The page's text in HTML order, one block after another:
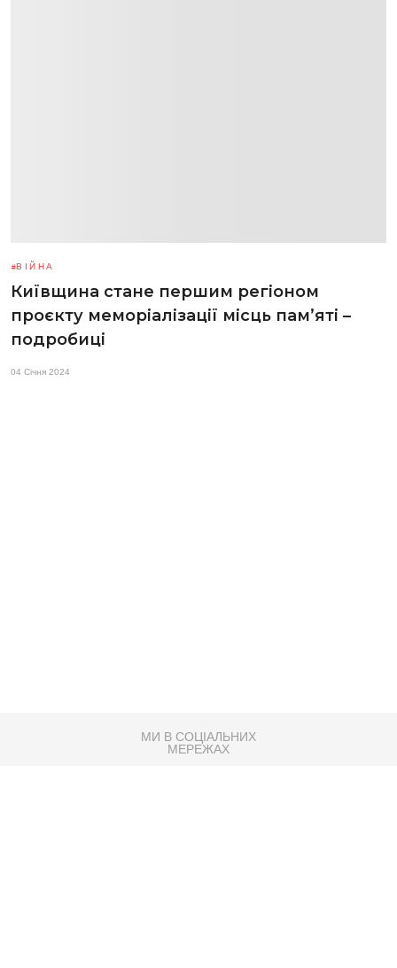
ВІЙНА
Київщина стане першим регіоном
проєкту меморіалізації місць пам’яті –
подробиці
04 Січня 2024
МИ В СОЦІАЛЬНИХ
МЕРЕЖАХ